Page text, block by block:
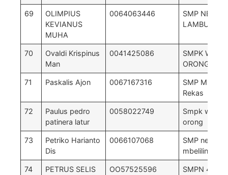
69
OLIMPIUS
KEVIANUS
MUHA
0064063446
SMP
LAMBUR
70
Ovaldi Krispinus
Man
0041425086
SMPK
ORONG
71 Paskalis Ajon 0067167316
SMP Mutiara
Rekas
72
Paulus pedro
patinera latur
0058022749
Smpk welak
orong
73
Petriko Harianto
Dis
0066107068
SMP negeri 4
mbeliling
74
PETRUS SELIS
OO57525596
SMPN 4